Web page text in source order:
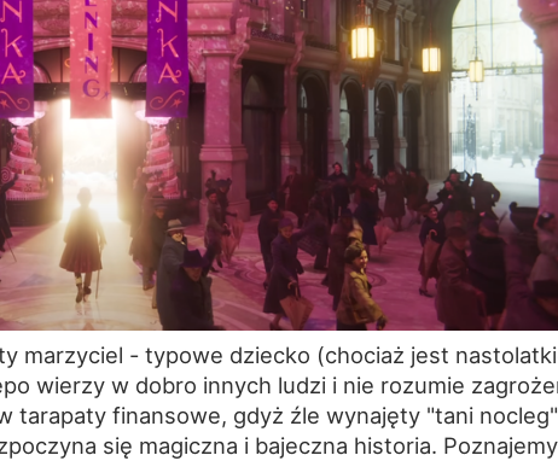
marzyciel - typowe dziecko (chociaż jest
wierzy w dobro innych ludzi i nie rozumie
tarapaty finansowe, gdyż źle wynajęty "tani nocleg"
się magiczna i bajeczna historia. Poznajemy